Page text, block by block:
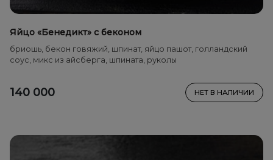
Яйцо «Бенедикт» с беконом
бриошь, бекон говяжий, шпинат, яйцо пашот, голландский
соус, микс из айсберга, шпината, руколы
140 000 НЕТ В НАЛИЧИИ